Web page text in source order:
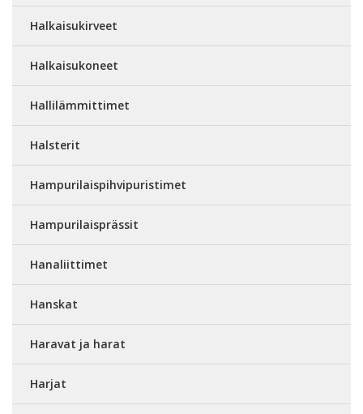
Halkaisukirveet
Halkaisukoneet
Hallilämmittimet
Halsterit
Hampurilaispihvipuristimet
Hampurilaisprässit
Hanaliittimet
Hanskat
Haravat ja harat
Harjat